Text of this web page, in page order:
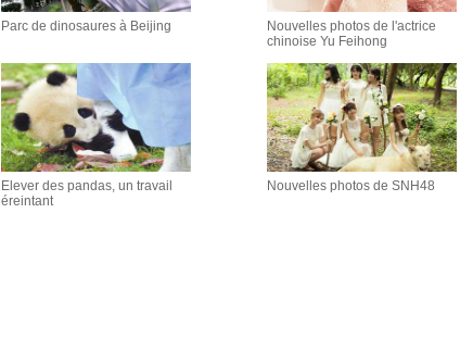
Parc de dinosaures à Beijing
Nouvelles photos de l'actrice
chinoise Yu Feihong
Elever des pandas, un travail
éreintant
Nouvelles photos de SNH48